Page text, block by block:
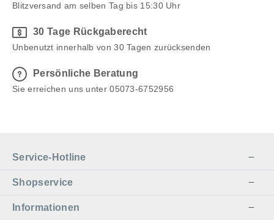
Blitzversand am selben Tag bis 15:30 Uhr
30 Tage Rückgaberecht
Unbenutzt innerhalb von 30 Tagen zurücksenden
Persönliche Beratung
Sie erreichen uns unter 05073-6752956
Service-Hotline
Shopservice
Informationen